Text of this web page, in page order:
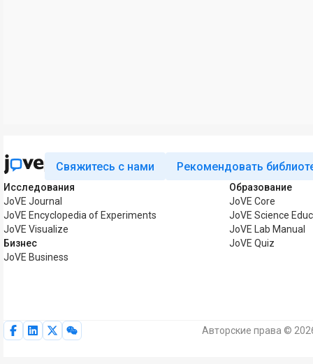
Свяжитесь с нами Рекомендовать
Исследования
JoVE Journal
JoVE Encyclopedia of Experiments
JoVE Visualize
Бизнес
JoVE Business
Образование
JoVE Core
JoVE Science
JoVE Lab Manual
JoVE Quiz
Авторские права ©